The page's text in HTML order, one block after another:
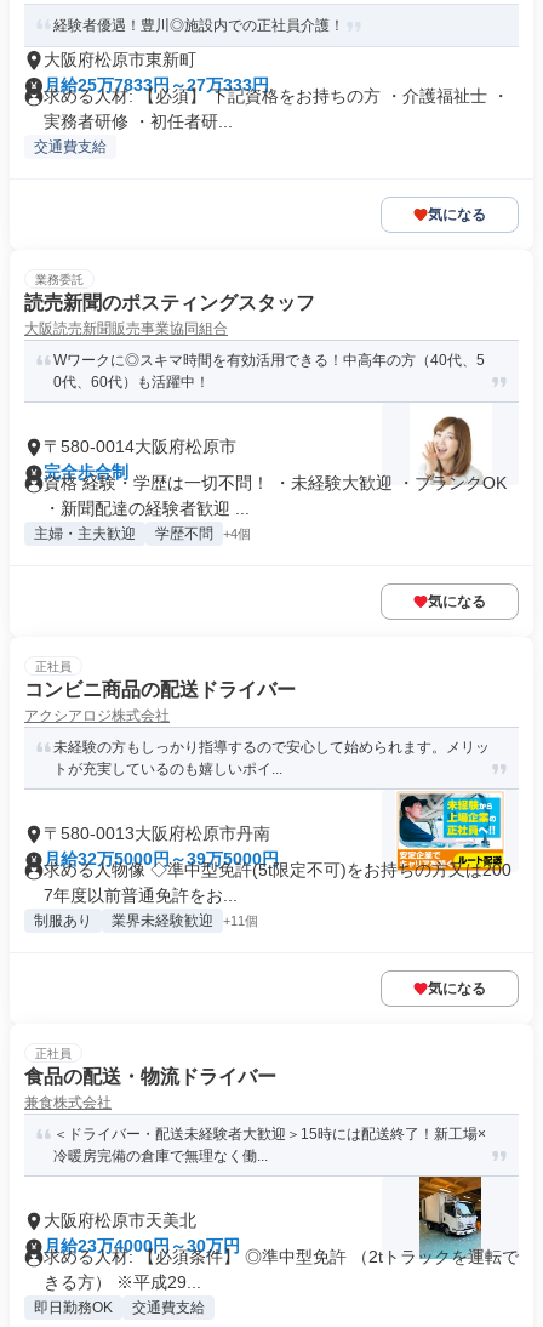
経験者優遇！豊川◎施設内での正社員介護！
大阪府松原市東新町
月給25万7833円～27万333円
求める人材: 【必須】 下記資格をお持ちの方 ・介護福祉士 ・
実務者研修 ・初任者研...
交通費支給
気になる
業務委託
読売新聞のポスティングスタッフ
大阪読売新聞販売事業協同組合
Wワークに◎スキマ時間を有効活用できる！中高年の方（40代、5
0代、60代）も活躍中！
〒580-0014大阪府松原市
完全歩合制
資格 経験・学歴は一切不問！ ・未経験大歓迎 ・ブランクOK
・新聞配達の経験者歓迎 ...
主婦・主夫歓迎 学歴不問 +4個
気になる
正社員
コンビニ商品の配送ドライバー
アクシアロジ株式会社
未経験の方もしっかり指導するので安心して始められます。メリッ
トが充実しているのも嬉しいポイ...
〒580-0013大阪府松原市丹南
月給32万5000円～39万5000円
求める人物像 ◇準中型免許(5t限定不可)をお持ちの方又は200
7年度以前普通免許をお...
制服あり 業界未経験歓迎 +11個
気になる
正社員
食品の配送・物流ドライバー
兼食株式会社
＜ドライバー・配送未経験者大歓迎＞15時には配送終了！新工場×
冷暖房完備の倉庫で無理なく働...
大阪府松原市天美北
月給23万4000円～30万円
求める人材: 【必須条件】 ◎準中型免許 （2tトラックを運転で
きる方） ※平成29...
即日勤務OK 交通費支給